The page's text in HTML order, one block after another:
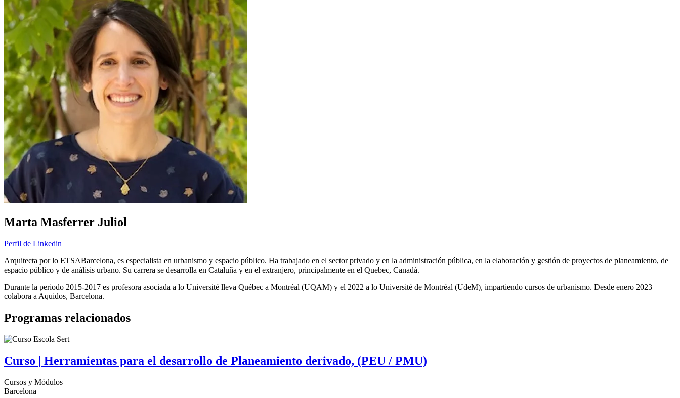
Marta Masferrer Juliol
Perfil de Linkedin
Arquitecta por lo ETSABarcelona, es especialista en urbanismo y espacio público. Ha trabajado en el sector privado y en la administración pública, en la elaboración y gestión de proyectos de planeamiento, de
espacio público y de análisis urbano. Su carrera se desarrolla en Cataluña y en el extranjero, principalmente en el Quebec, Canadá.
Durante la periodo 2015-2017 es profesora asociada a lo Université lleva Québec a Montréal (UQAM) y el 2022 a lo Université de Montréal (UdeM), impartiendo cursos de urbanismo. Desde enero 2023
colabora a Aquidos, Barcelona.
Programas relacionados
Curso | Herramientas para el desarrollo de Planeamiento derivado, (PEU / PMU)
Cursos y Módulos
Barcelona